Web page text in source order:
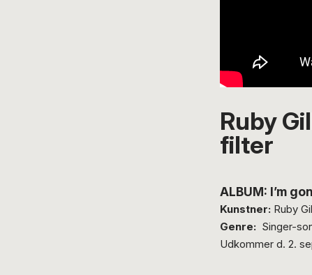
Ruby
filter
ALBUM: I’m
Kunstner: Ruby Gill
Genre: Singer-
Udkommer d. 2.